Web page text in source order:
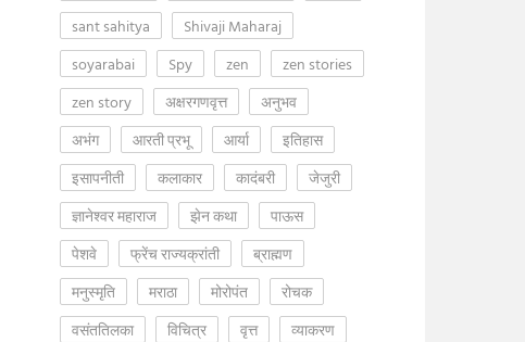
sant sahitya
Shivaji Maharaj
soyarabai
Spy zen
zen stories
zen story
अक्षरगणवृत्त
अनुभव
अभंग
आरती प्रभू आर्या
इतिहास
इसापनीती
कलाकार कादंबरी
जेजुरी
ज्ञानेश्वर महाराज
झेन कथा
पाऊस
पेशवे
फ्रेंच राज्यक्रांती
ब्राह्मण
मनुस्मृति
मराठा मोरोपंत
रोचक
वसंततिलका
विचित्र वृत्त
व्याकरण